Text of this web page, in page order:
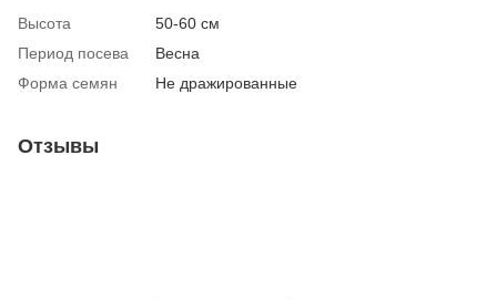
Высота
50-60 см
Период посева
Весна
Форма семян
Не дражированные
Отзывы